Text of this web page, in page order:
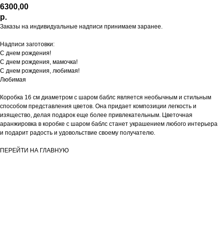
6300,00
р.
Заказы на индивидуальные надписи принимаем заранее.
Надписи заготовки:
С днем рождения!
С днем рождения, мамочка!
С днем рождения, любимая!
Любимая
Коробка 16 см диаметром с шаром баблс является необычным и стильным
способом представления цветов. Она придает композиции легкость и
изящество, делая подарок еще более привлекательным. Цветочная
аранжировка в коробке с шаром баблс станет украшением любого интерьера
и подарит радость и удовольствие своему получателю.
ПЕРЕЙТИ НА ГЛАВНУЮ